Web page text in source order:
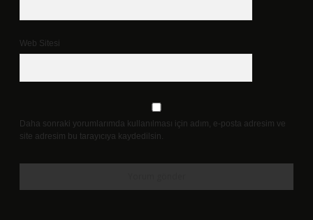
Web Sitesi
Daha sonraki yorumlarımda kullanılması için adım, e-posta adresim ve
site adresim bu tarayıcıya kaydedilsin.